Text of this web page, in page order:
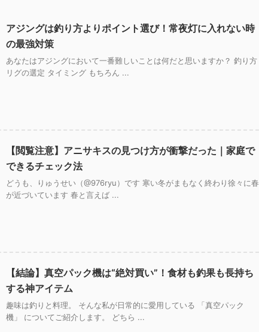
アジングは釣り方よりポイント選び！常夜灯に入れない時
の最強対策
あなたはアジングにおいて一番難しいことは何だと思いますか？ 釣り方
リグの選定 タイミング もちろん ...
【閲覧注意】アニサキスの見つけ方が衝撃だった｜家庭で
できるチェック法
どうも、りゅうせい（@976ryu）です 寒い冬がまもなく終わり徐々に春
が近づいています 春と言えば ...
【結論】真空パック機は“絶対買い”！食材も釣果も長持ち
する神アイテム
趣味は釣りと料理。 そんな私が日常的に愛用している 「真空パック
機」 についてご紹介します。 どちら ...